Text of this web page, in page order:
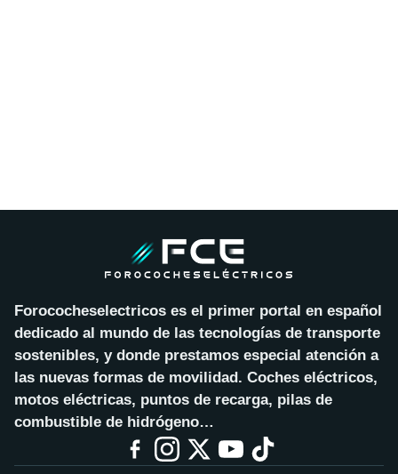
Forococheselectricos es el primer portal en español
dedicado al mundo de las tecnologías de transporte
sostenibles, y donde prestamos especial atención a
las nuevas formas de movilidad. Coches eléctricos,
motos eléctricas, puntos de recarga, pilas de
combustible de hidrógeno…